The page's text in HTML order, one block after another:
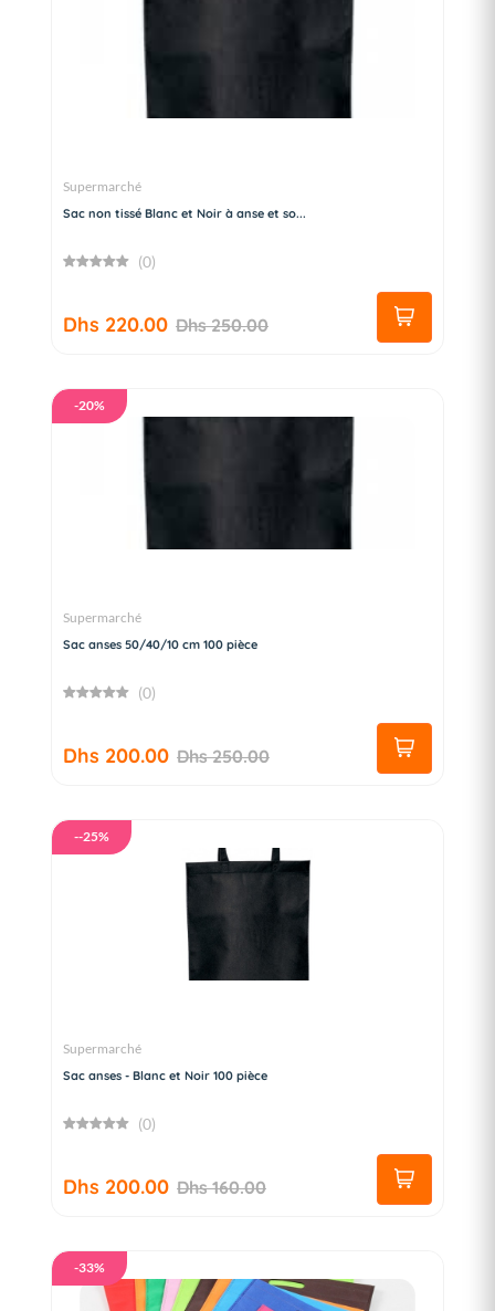
Supermarché
Sac non tissé Blanc et Noir à anse et so...
(0)
Dhs 220.00 Dhs 250.00
-20%
Supermarché
Sac anses 50/40/10 cm 100 pièce
(0)
Dhs 200.00 Dhs 250.00
--25%
Supermarché
Sac anses - Blanc et Noir 100 pièce
(0)
Dhs 200.00 Dhs 160.00
-33%